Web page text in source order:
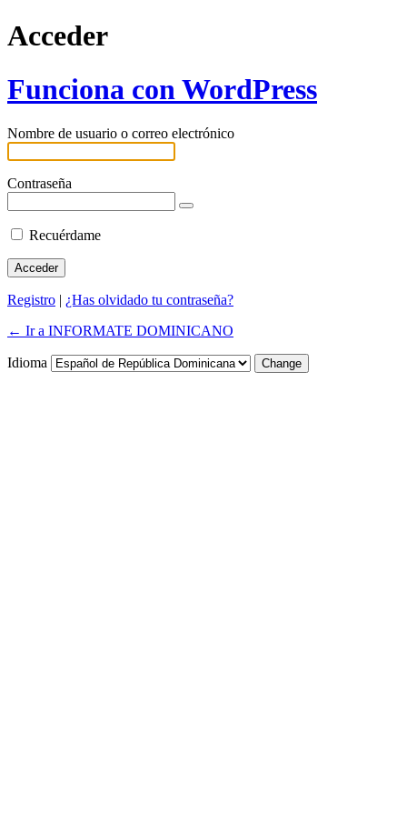
Acceder
Funciona con WordPress
Nombre de usuario o correo electrónico
Contraseña
Recuérdame
Registro | ¿Has olvidado tu contraseña?
← Ir a INFORMATE DOMINICANO
Idioma